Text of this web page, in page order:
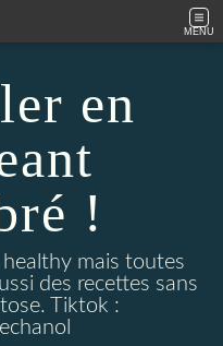
MENU
en
!
healthy mais toutes
des recettes sans
Tiktok :